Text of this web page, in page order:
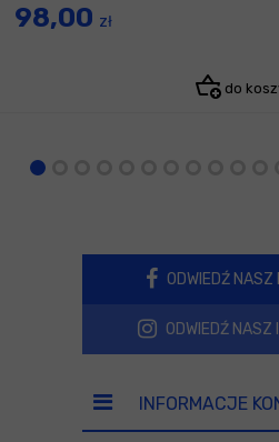
98,00 zł
do
ODWIEDŹ NASZ
ODWIEDŹ NASZ
INFORMACJE